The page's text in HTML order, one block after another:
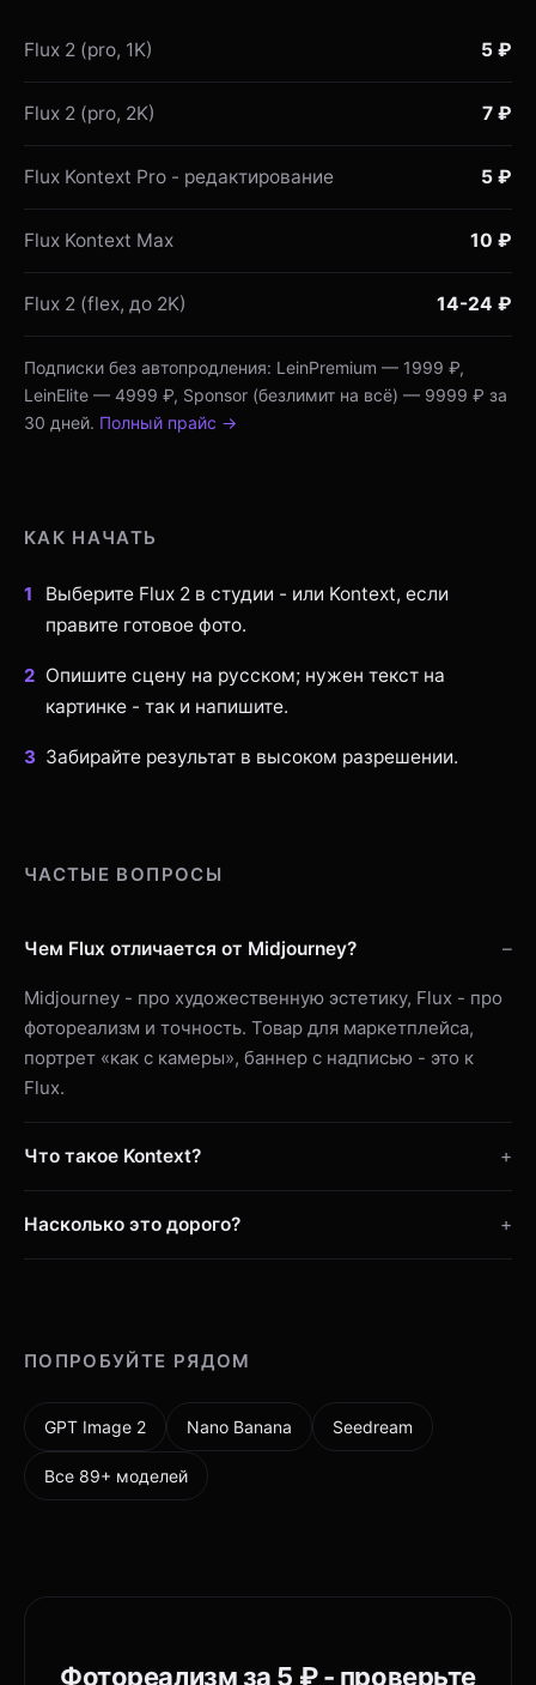
Flux 2 (pro, 1K) 5 ₽
Flux 2 (pro, 2K) 7 ₽
Flux Kontext Pro - редактирование 5 ₽
Flux Kontext Max 10 ₽
Flux 2 (flex, до 2K) 14-24 ₽
Подписки без автопродления: LeinPremium — 1999 ₽,
LeinElite — 4999 ₽, Sponsor (безлимит на всё) — 9999 ₽ за
30 дней. Полный прайс →
КАК НАЧАТЬ
Выберите Flux 2 в студии - или Kontext, если
правите готовое фото.
Опишите сцену на русском; нужен текст на
картинке - так и напишите.
Забирайте результат в высоком разрешении.
ЧАСТЫЕ ВОПРОСЫ
Чем Flux отличается от Midjourney?
Midjourney - про художественную эстетику, Flux - про
фотореализм и точность. Товар для маркетплейса,
портрет «как с камеры», баннер с надписью - это к
Flux.
Что такое Kontext?
Насколько это дорого?
ПОПРОБУЙТЕ РЯДОМ
GPT Image 2 Nano Banana Seedream
Все 89+ моделей
Фотореализм за 5 ₽ - проверьте